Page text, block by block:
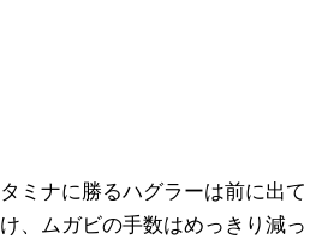
ミナに勝るハグラーは前に出て
、ムガビの手数はめっきり減っ